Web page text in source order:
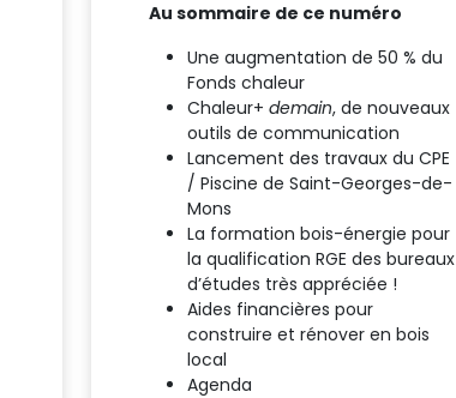
Au sommaire de ce numéro
Une augmentation de 50 % du
Fonds chaleur
Chaleur+ demain, de nouveaux
outils de communication
Lancement des travaux du CPE
/ Piscine de Saint-Georges-de-
Mons
La formation bois-énergie pour
la qualification RGE des bureaux
d’études très appréciée !
Aides financières pour
construire et rénover en bois
local
Agenda